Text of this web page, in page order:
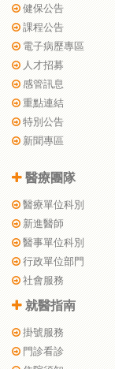
健保公告
課程公告
電子病歷專區
人才招募
感管訊息
重點連結
特別公告
新聞專區
醫療團隊
醫療單位科別
新進醫師
醫事單位科別
行政單位部門
社會服務
就醫指南
掛號服務
門診看診